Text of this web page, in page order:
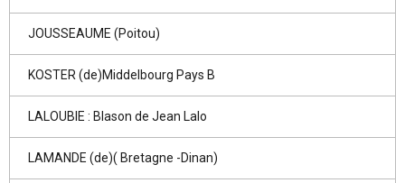
JOUSSEAUME (Poitou)
KOSTER (de)Middelbourg Pays B
LALOUBIE : Blason de Jean Lalo
LAMANDE (de)( Bretagne -Dinan)